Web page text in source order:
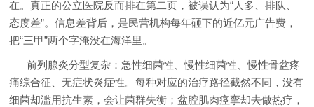
在。真正的公立医院反而排在第二页，被误认为“人多、排队、
态度差”。信息差背后，是民营机构每年砸下的近亿元广告费，
把“三甲”两个字淹没在海洋里。
前列腺炎分型复杂：急性细菌性、慢性细菌性、慢性骨盆疼
痛综合征、无症状炎症性。每种对应的治疗路径截然不同，没有
细菌却滥用抗生素，会让菌群失衡；盆腔肌肉痉挛却去做热疗，